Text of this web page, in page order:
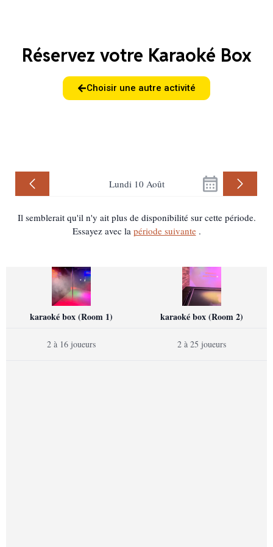
Réservez votre Karaoké Box
Choisir une autre activité
Lundi 10 Août
Il semblerait qu'il n'y ait plus de disponibilité sur cette période.
Essayez avec la période suivante.
karaoké box (Room 1)
2 à 16 joueurs
karaoké box (Room 2)
2 à 25 joueurs